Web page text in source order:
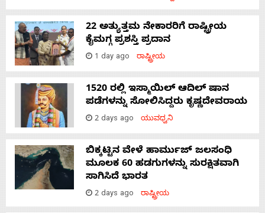
22 ಅತ್ಯುತ್ತಮ ನೇಕಾರರಿಗೆ ರಾಷ್ಟ್ರೀಯ
ಕೈಮಗ್ಗ ಪ್ರಶಸ್ತಿ ಪ್ರದಾನ
1 day ago ರಾಷ್ಟ್ರೀಯ
1520 ರಲ್ಲಿ ಇಸ್ಮಾಯಿಲ್ ಆದಿಲ್ ಷಾನ
ಪಡೆಗಳನ್ನು ಸೋಲಿಸಿದ್ದರು ಕೃಷ್ಣದೇವರಾಯ
2 days ago ಯುವಧ್ವನಿ
ಬಿಕ್ಕಟ್ಟಿನ ವೇಳೆ ಹಾರ್ಮುಜ್ ಜಲಸಂಧಿ
ಮೂಲಕ 60 ಹಡಗುಗಳನ್ನು ಸುರಕ್ಷಿತವಾಗಿ
ಸಾಗಿಸಿದೆ ಭಾರತ
2 days ago ರಾಷ್ಟ್ರೀಯ